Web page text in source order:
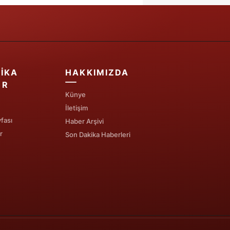
HAKKIMIZDA
Künye
İletişim
Haber Arşivi
Son Dakika Haberleri